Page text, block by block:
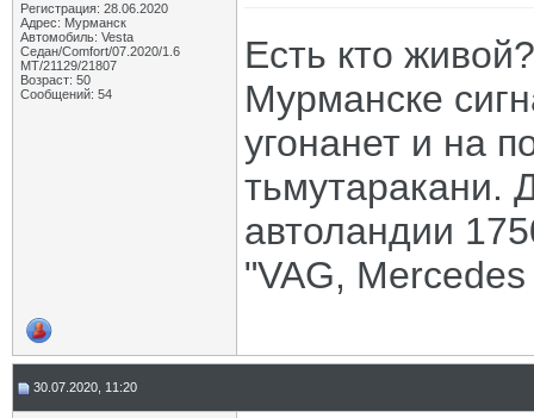
Регистрация: 28.06.2020
Адрес: Мурманск
Автомобиль: Vesta
Седан/Comfort/07.2020/1.6
МТ/21129/21807
Возраст: 50
Сообщений: 54
Есть кто
Мурманске
угонанет и на
тьмутаракани.
автоландии
"VAG,
30.07.2020, 11:20